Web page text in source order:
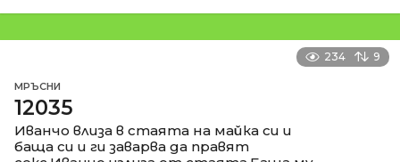
234 9
МРЪСНИ
12035
Иванчо влиза в стаята на майка си и
баща си и ги заварва да правят